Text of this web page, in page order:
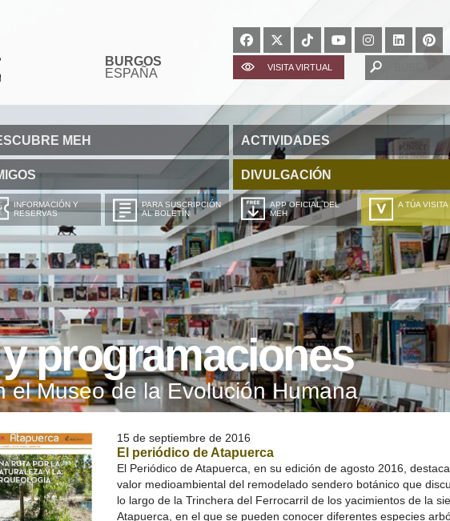
BURGOS
ESPAÑA
VISITA VIRTUAL
MEH ACTIVIDADES
DIVULGACIÓN
INFORMACIÓN Y
RESERVAS
PARA SUSCRIPCIÓN
AL BOLETÍN
APP OFICIAL DEL
MEH
A TÚA VISITA
ZURE
VOTRE VISITE
DEIN
LA VOSTRA
A SUA VISITA
您的訪問
programaciones
el Museo de la Evolución Humana
15 de septiembre de 2016
El periódico de Atapuerca
El Periódico de Atapuerca, en su edición de agosto 2016,
valor medioambiental del remodelado sendero botánico que
lo largo de la Trinchera del Ferrocarril de los yacimientos de la
Atapuerca, en el que se pueden conocer diferentes especies